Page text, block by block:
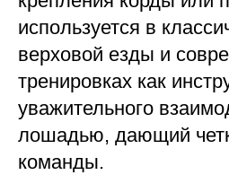
используется в
верховой езды и
тренировках как
уважительного
лошадью, дающий
команды.